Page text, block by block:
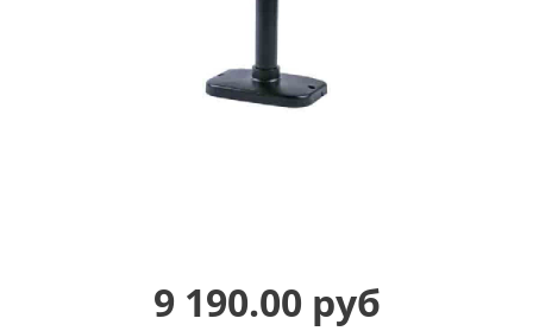
9 190.00 руб